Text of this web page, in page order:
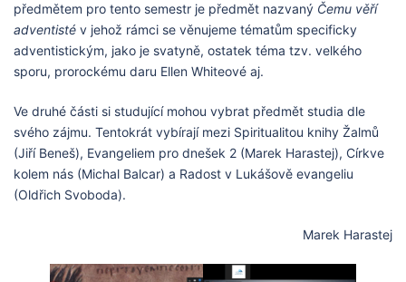
předmětem pro tento semestr je předmět nazvaný Čemu věří
adventisté v jehož rámci se věnujeme tématům specificky
adventistickým, jako je svatyně, ostatek téma tzv. velkého
sporu, prorockému daru Ellen Whiteové aj.
Ve druhé části si studující mohou vybrat předmět studia dle
svého zájmu. Tentokrát vybírají mezi Spiritualitou knihy Žalmů
(Jiří Beneš), Evangeliem pro dnešek 2 (Marek Harastej), Církve
kolem nás (Michal Balcar) a Radost v Lukášově evangeliu
(Oldřich Svoboda).
Marek Harastej